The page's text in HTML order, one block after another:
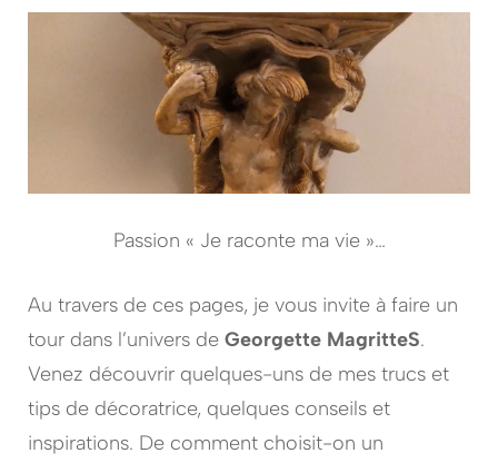
Passion « Je raconte ma vie »…
Au travers de ces pages, je vous invite à faire un
tour dans l’univers de Georgette MagritteS.
Venez découvrir quelques-uns de mes trucs et
tips de décoratrice, quelques conseils et
inspirations. De comment choisit-on un